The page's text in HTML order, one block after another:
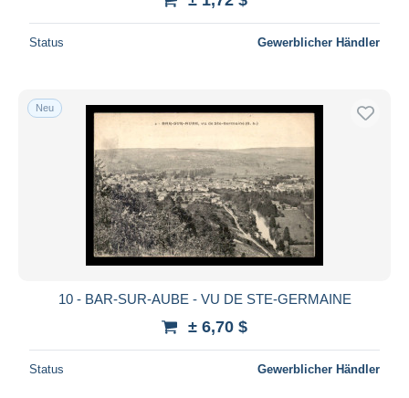
Status Gewerblicher Händler
Neu
10 - BAR-SUR-AUBE - VU DE STE-GERMAINE
± 6,70 $
Status Gewerblicher Händler